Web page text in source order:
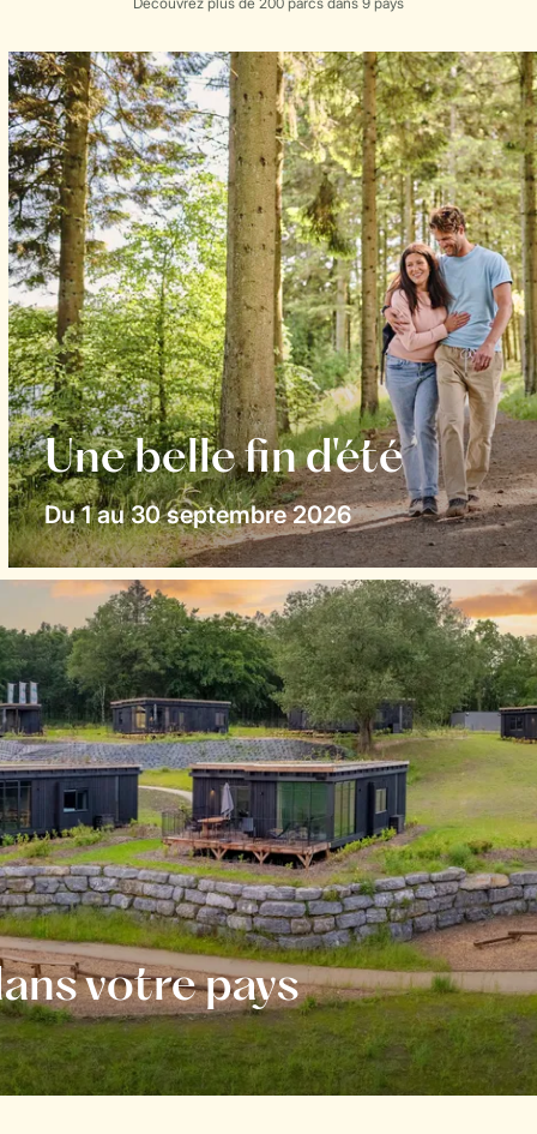
Une belle fin d'été
Du 1 au 30 septembre 2026
votre pays